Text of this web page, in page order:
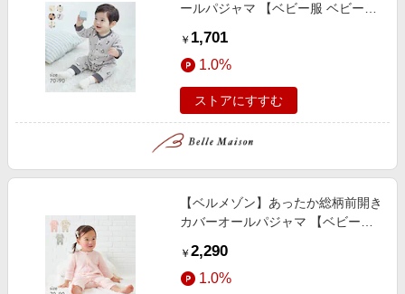
ールパジャマ 【ベビー服 ベビーパ
￥ 1,701
1.0%
ストアにすすむ
【ベルメゾン】あったか総柄前開き
カバーオールパジャマ 【ベビー服
￥ 2,290
1.0%